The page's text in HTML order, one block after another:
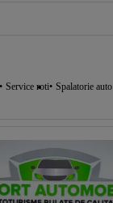
Service roti Spalatorie auto